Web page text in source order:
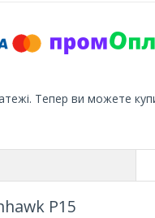
Тепер ви можете
P15